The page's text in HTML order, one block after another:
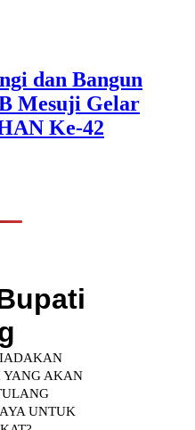
dan Bangun
Mesuji Gelar
Ke-42